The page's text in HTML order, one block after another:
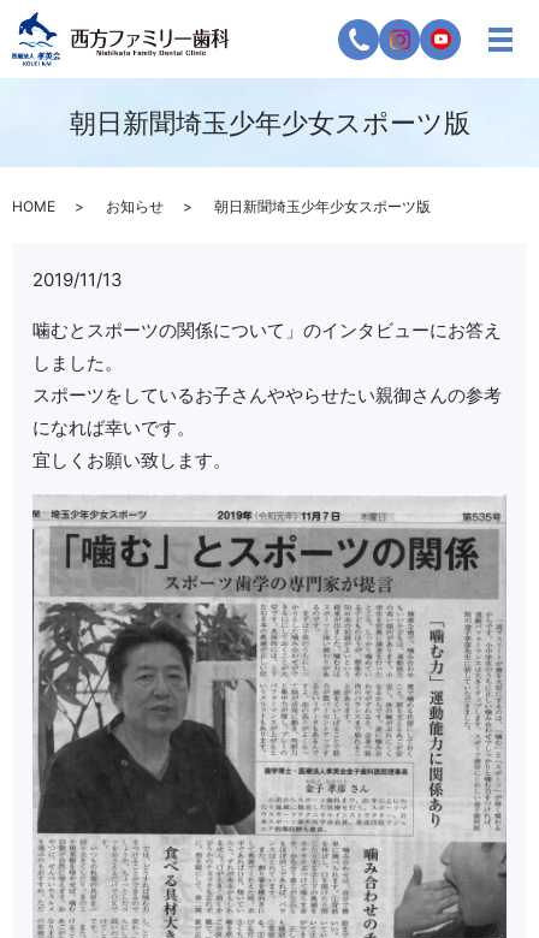
朝日新聞埼玉少年少女スポーツ版
HOME お知らせ 朝日新聞埼玉少年少女スポーツ版
2019/11/13
噛むとスポーツの関係について」のインタビューにお答え
しました。
スポーツをしているお子さんややらせたい親御さんの参考
になれば幸いです。
宜しくお願い致します。